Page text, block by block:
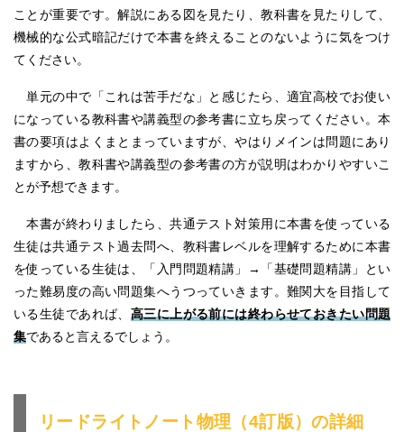
ことが重要です。解説にある図を見たり、教科書を見たりして、
機械的な公式暗記だけで本書を終えることのないように気をつけ
てください。
単元の中で「これは苦手だな」と感じたら、適宜高校でお使い
になっている教科書や講義型の参考書に立ち戻ってください。本
書の要項はよくまとまっていますが、やはりメインは問題にあり
ますから、教科書や講義型の参考書の方が説明はわかりやすいこ
とが予想できます。
本書が終わりましたら、共通テスト対策用に本書を使っている
生徒は共通テスト過去問へ、教科書レベルを理解するために本書
を使っている生徒は、「入門問題精講」→「基礎問題精講」とい
った難易度の高い問題集へうつっていきます。難関大を目指して
いる生徒であれば、 高三に上がる前には終わらせておきたい問題
集であると言えるでしょう。
リードライトノート物理（4訂版）の詳細